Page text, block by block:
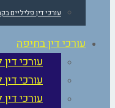
עורכי דין פליליים
עורכי דין בחיפה
עורכי
עורכי
עורכי